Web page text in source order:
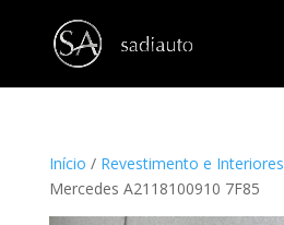
Início / Revestimento e Interiores
Mercedes A2118100910 7F85